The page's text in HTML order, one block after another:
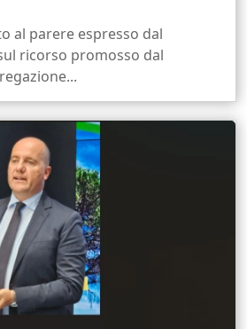
al parere espresso dal
ricorso promosso dal